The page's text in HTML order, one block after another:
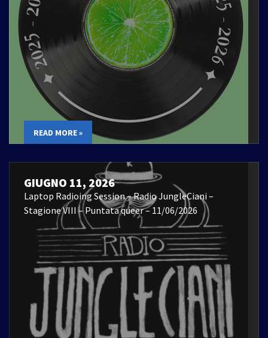
READ MORE »
GIUGNO 11, 2026
Laptop Radioing Session – Radio JungleCiani –
Stagione VIII – Puntata queer – 11/06/2026